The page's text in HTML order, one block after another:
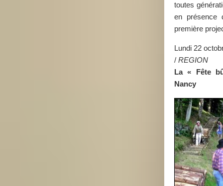
toutes
en présence
première
Lundi 22
/ REGION
La « Fête
Nancy